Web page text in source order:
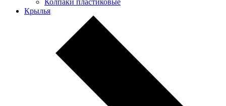
Крылья